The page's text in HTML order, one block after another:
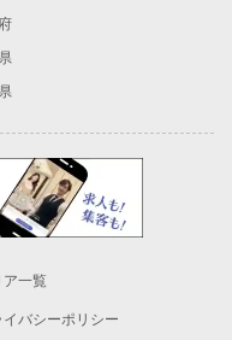
ア一覧
イバシーポリシー